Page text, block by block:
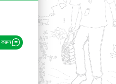
করুন